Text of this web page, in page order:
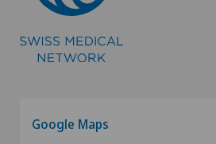
Google Maps